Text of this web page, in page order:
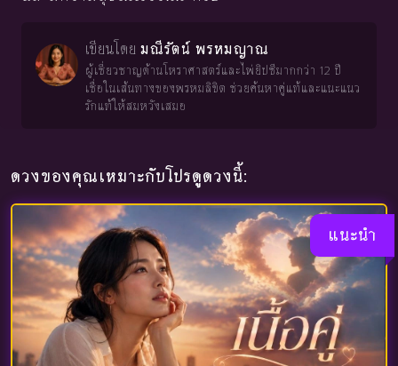
เขียนโดย มณีรัตน์ พรหมญาณ
ผู้เชี่ยวชาญด้านโหราศาสตร์และไพ่ยิปซีมากกว่า 12 ปี
เชื่อในเส้นทางของพรหมลิขิต ช่วยค้นหาคู่แท้และแนะแนว
รักแท้ให้สมหวังเสมอ
ดวงของคุณเหมาะกับโปรดูดวงนี้:
แนะนำ